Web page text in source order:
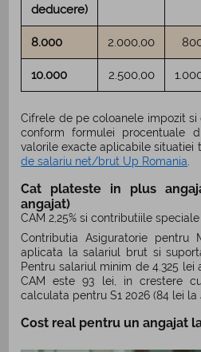
deducere)
8.000 2.000,00
10.000 2.500,00
Cifrele de pe coloanele impozit si
conform formulei procentuale
valorile exacte aplicabile situatiei
de salariu net/brut Up Romania
Cat plateste in plus
angajat)
CAM 2,25% si contributiile
Contributia Asiguratorie pentru
aplicata la salariul brut si
Pentru salariul minim de 4.325 lei
CAM este 93 lei, in crestere
calculata pentru S1 2026 (84 lei la
Cost real pentru un angajat